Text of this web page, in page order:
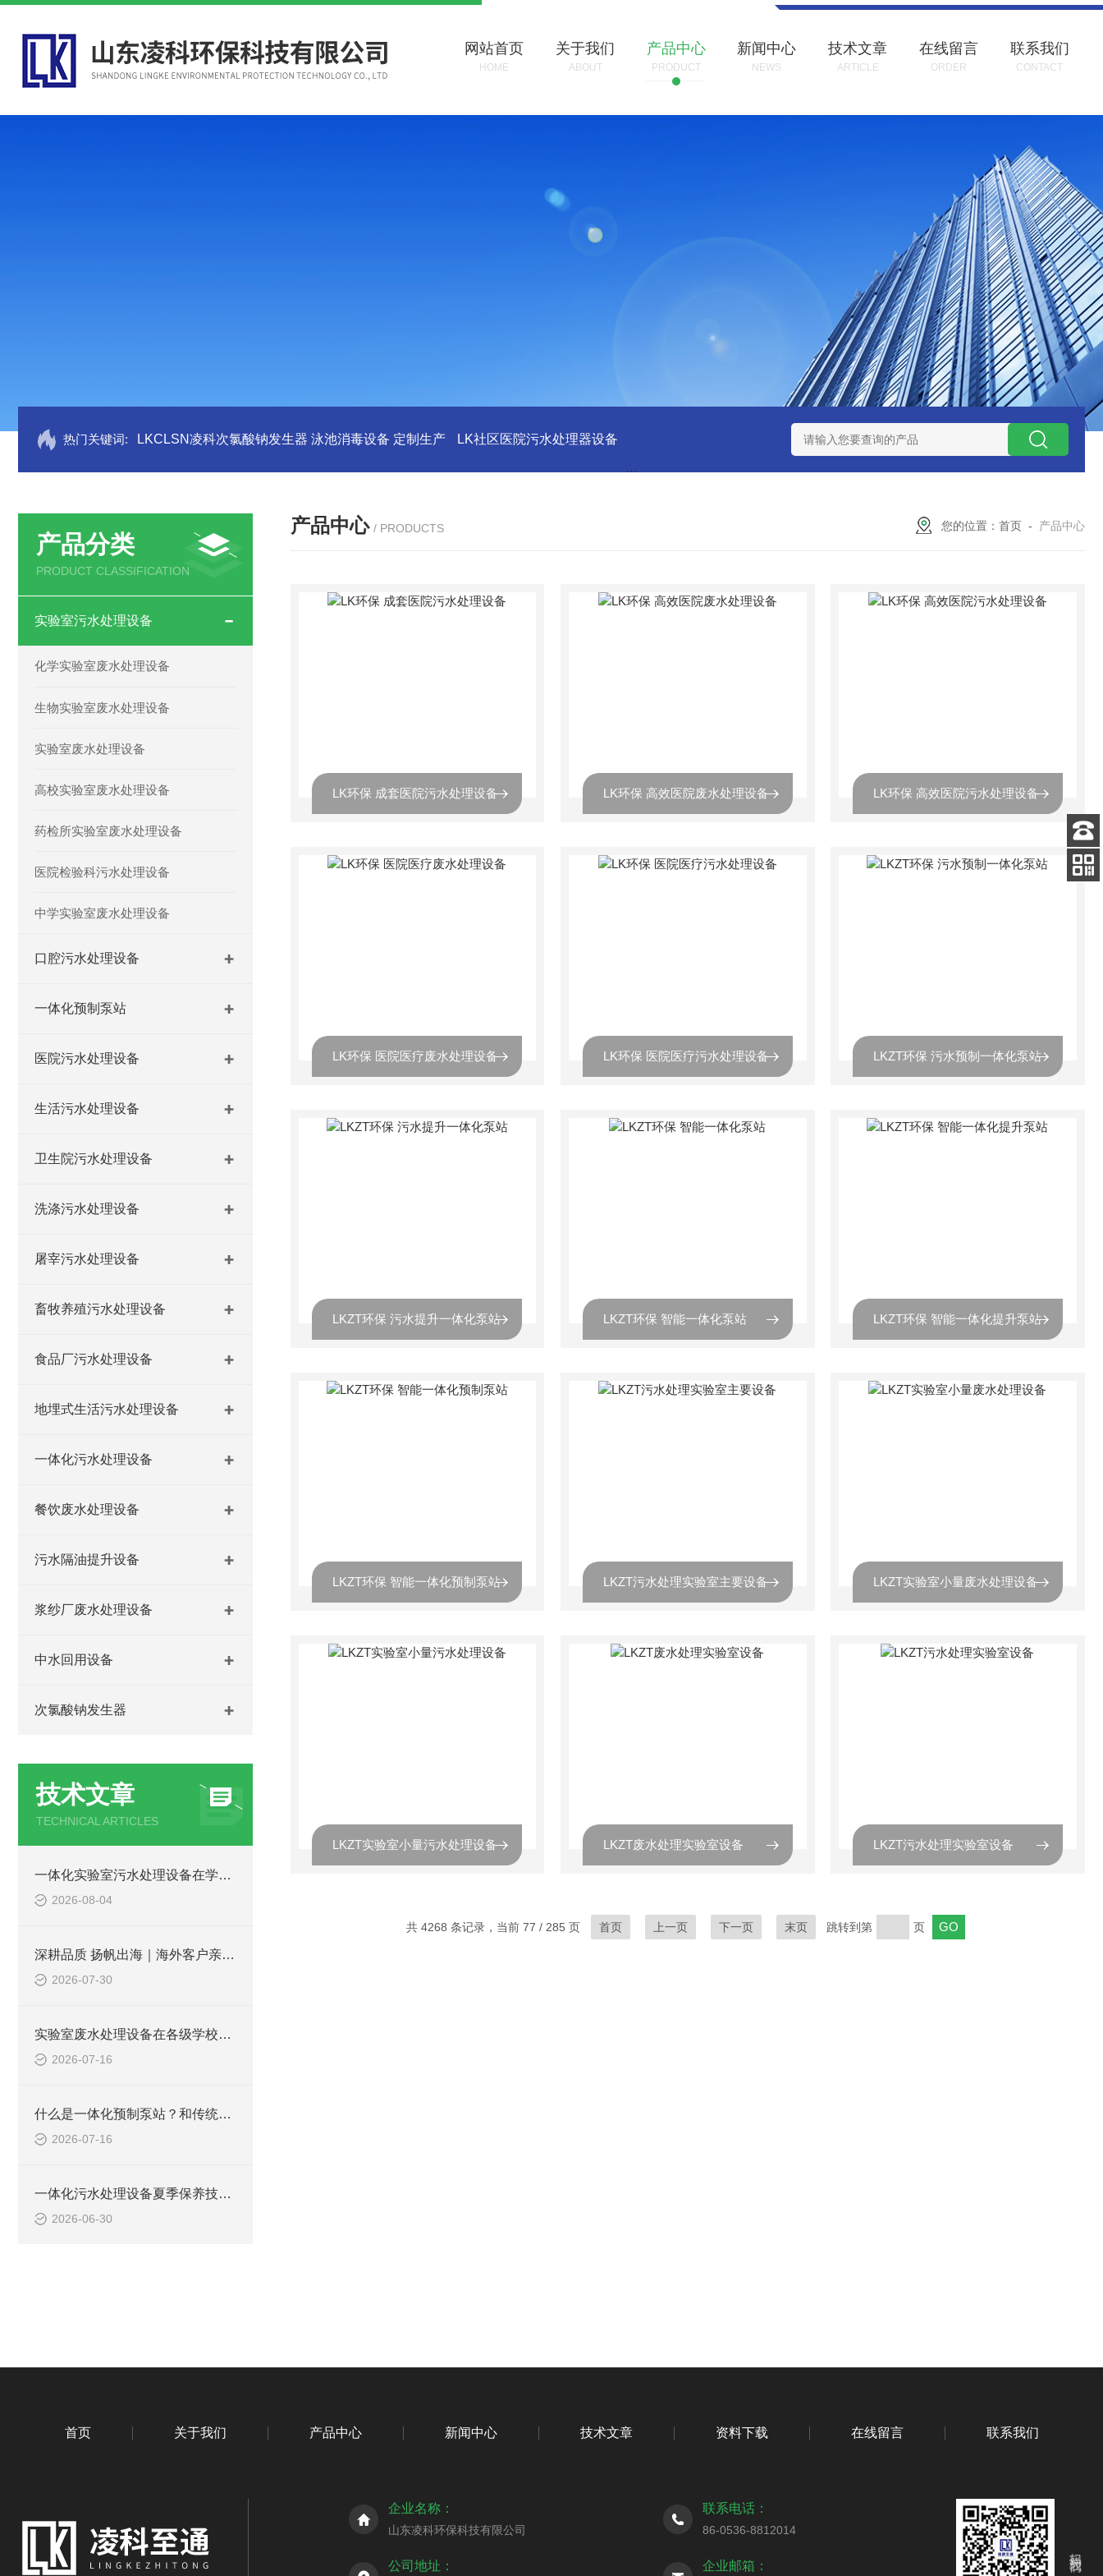
网站首页
HOME
关于我们
ABOUT
产品中心
PRODUCT
新闻中心
NEWS
技术文章
ARTICLE
在线留言
ORDER
联系我们
CONTACT
热门关键词: LKCLSN凌科次氯酸钠发生器 泳池消毒设备 定制生产 LK社区医院污水处理器设备 LK康复医院废水处理器设备 LK康复医院污水处理
产品分类
PRODUCT CLASSIFICATION
实验室污水处理设备
化学实验室废水处理设备
生物实验室废水处理设备
实验室废水处理设备
高校实验室废水处理设备
药检所实验室废水处理设备
医院检验科污水处理设备
中学实验室废水处理设备
口腔污水处理设备
一体化预制泵站
医院污水处理设备
生活污水处理设备
卫生院污水处理设备
洗涤污水处理设备
屠宰污水处理设备
畜牧养殖污水处理设备
食品厂污水处理设备
地埋式生活污水处理设备
一体化污水处理设备
餐饮废水处理设备
污水隔油提升设备
浆纱厂废水处理设备
中水回用设备
次氯酸钠发生器
技术文章
TECHNICAL ARTICLES
一体化实验室污水处理设备在学校化学实验室的应用
2026-08-04
深耕品质 扬帆出海｜海外客户亲临凌科环保厂区实地验收设备
2026-07-30
实验室废水处理设备在各级学校的应用
2026-07-16
什么是一体化预制泵站？和传统泵站有何区别？
2026-07-16
一体化污水处理设备夏季保养技巧 降低故障稳定达标
2026-06-30
产品中心 / PRODUCTS 您的位置： 首页 - 产品中心
LK环保 成套医院污水处理设备 LK环保 高效医院废水处理设备 LK环保 高效医院污水处理设备
LK环保 医院医疗废水处理设备 LK环保 医院医疗污水处理设备 LKZT环保 污水预制一体化泵站
LKZT环保 污水提升一体化泵站 LKZT环保 智能一体化泵站 LKZT环保 智能一体化提升泵站
LKZT环保 智能一体化预制泵站 LKZT污水处理实验室主要设备 LKZT实验室小量废水处理设备
LKZT实验室小量污水处理设备 LKZT废水处理实验室设备 LKZT污水处理实验室设备
共 4268 条记录，当前 77 / 285 页 首页 上一页 下一页 末页 跳转到第 页
首页 关于我们 产品中心 新闻中心 技术文章 资料下载 在线留言 联系我们
企业名称：
山东凌科环保科技有限公司
联系电话：
86-0536-8812014
公司地址： 企业邮箱：
客服
电话